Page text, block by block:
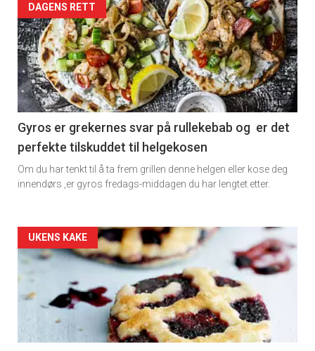
DAGENS RETT
Gyros er grekernes svar på rullekebab og er det
perfekte tilskuddet til helgekosen
Om du har tenkt til å ta frem grillen denne helgen eller kose deg
innendørs ,er gyros fredags-middagen du har lengtet etter.
Forsiden
akkurat
nå
UKENS KAKE